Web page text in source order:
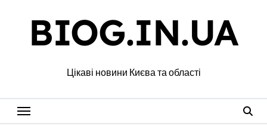
BIOG.IN.UA
Цікаві новини Києва та області